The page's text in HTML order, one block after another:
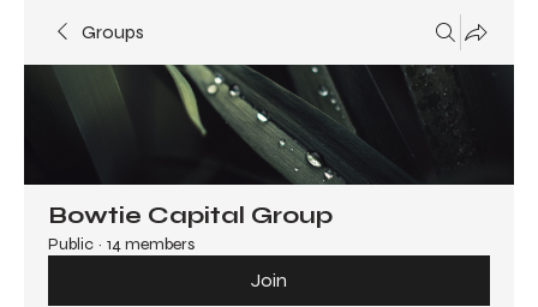
Groups
Bowtie Capital Group
Public · 14 members
Join